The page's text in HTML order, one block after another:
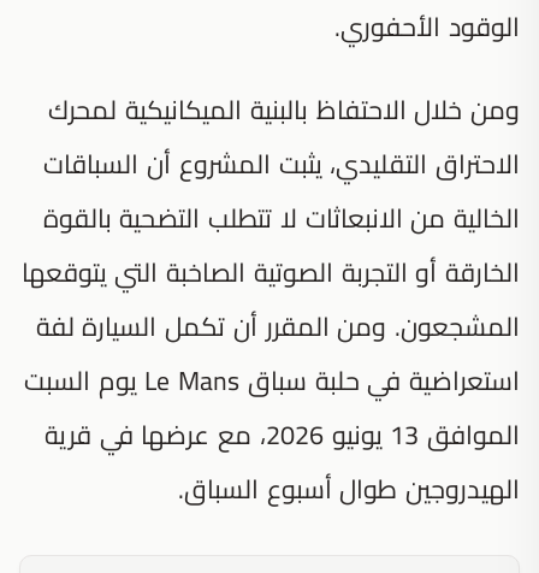
الوقود الأحفوري.
ومن خلال الاحتفاظ بالبنية الميكانيكية لمحرك
الاحتراق التقليدي، يثبت المشروع أن السباقات
الخالية من الانبعاثات لا تتطلب التضحية بالقوة
الخارقة أو التجربة الصوتية الصاخبة التي يتوقعها
المشجعون. ومن المقرر أن تكمل السيارة لفة
استعراضية في حلبة سباق Le Mans يوم السبت
الموافق 13 يونيو 2026، مع عرضها في قرية
الهيدروجين طوال أسبوع السباق.